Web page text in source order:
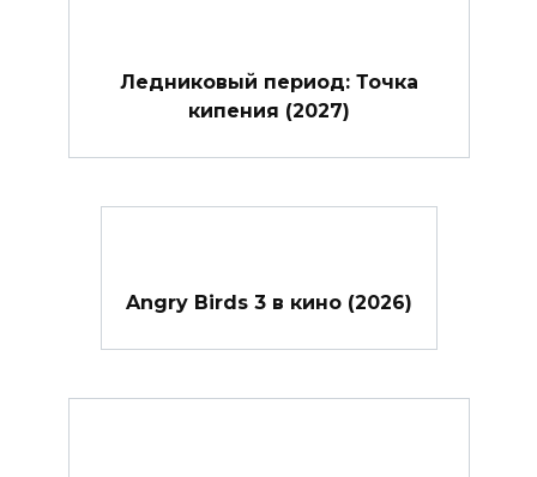
Ледниковый период: Точка
кипения (2027)
Angry Birds 3 в кино (2026)